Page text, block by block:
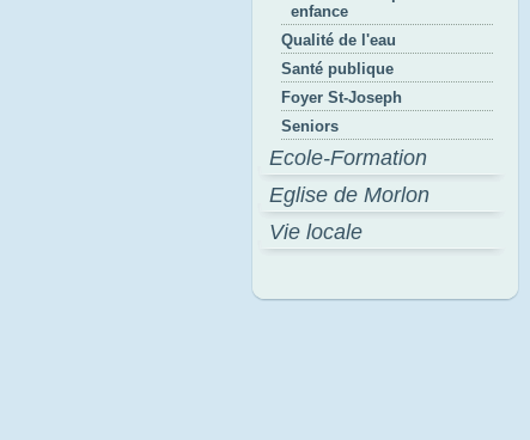
enfance
Qualité de l'eau
Santé publique
Foyer St-Joseph
Seniors
Ecole-Formation
Eglise de Morlon
Vie locale